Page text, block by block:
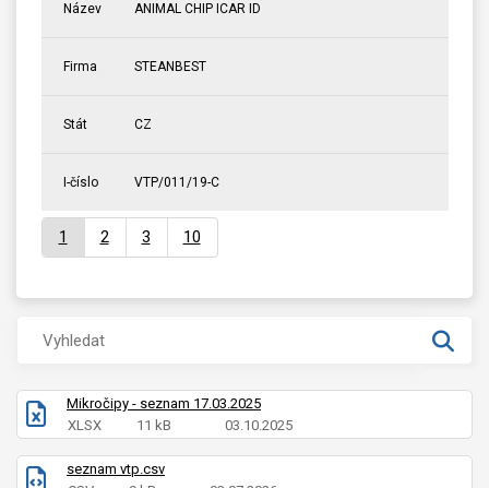
Název ANIMAL CHIP ICAR ID
Firma STEANBEST
Stát CZ
I-číslo VTP/011/19-C
1 2 3 10
Mikročipy - seznam 17.03.2025
XLSX
11 kB 03.10.2025
seznam vtp.csv